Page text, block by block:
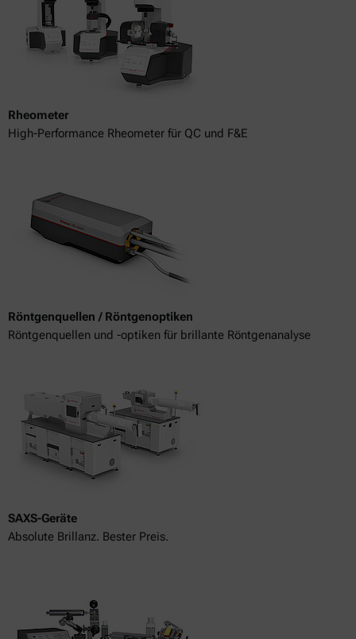
Rheometer
High-Performance Rheometer für QC und F&E
Röntgenquellen / Röntgenoptiken
Röntgenquellen und -optiken für brillante Röntgenanalyse
SAXS-Geräte
Absolute Brillanz. Bester Preis.